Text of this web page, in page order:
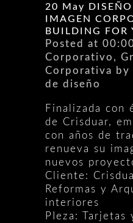
20 May
IMAGEN
BUILDING FOR
Posted at
Corporativo ,
Corporativa by
de diseño
Finalizada con
de Crisduar,
con años de
renueva su
nuevos
Cliente:
Reformas y
interiores
PIeza: Tarjetas